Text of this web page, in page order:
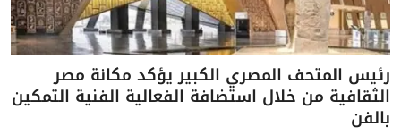
رئيس المتحف المصري الكبير يؤكد مكانة مصر
الثقافية من خلال استضافة الفعالية الفنية التمكين
بالفن